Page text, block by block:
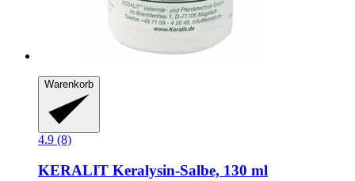
Warenkorb
4.9 (8)
KERALIT Keralysin-​Salbe, 130 ml